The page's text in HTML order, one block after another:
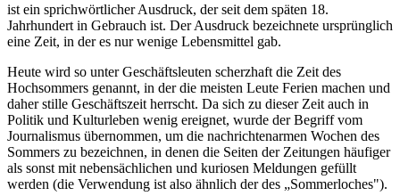
ist ein sprichwörtlicher Ausdruck, der seit dem späten 18.
Jahrhundert in Gebrauch ist. Der Ausdruck bezeichnete ursprünglich
eine Zeit, in der es nur wenige Lebensmittel gab.
Heute wird so unter Geschäftsleuten scherzhaft die Zeit des
Hochsommers genannt, in der die meisten Leute Ferien machen und
daher stille Geschäftszeit herrscht. Da sich zu dieser Zeit auch in
Politik und Kulturleben wenig ereignet, wurde der Begriff vom
Journalismus übernommen, um die nachrichtenarmen Wochen des
Sommers zu bezeichnen, in denen die Seiten der Zeitungen häufiger
als sonst mit nebensächlichen und kuriosen Meldungen gefüllt
werden (die Verwendung ist also ähnlich der des „Sommerloches").